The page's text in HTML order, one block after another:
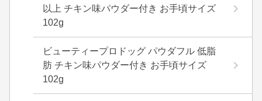
以上 チキン味パウダー付き お手頃サイズ
102g
ビューティープロドッグ パウダフル 低脂
肪 チキン味パウダー付き お手頃サイズ
102g